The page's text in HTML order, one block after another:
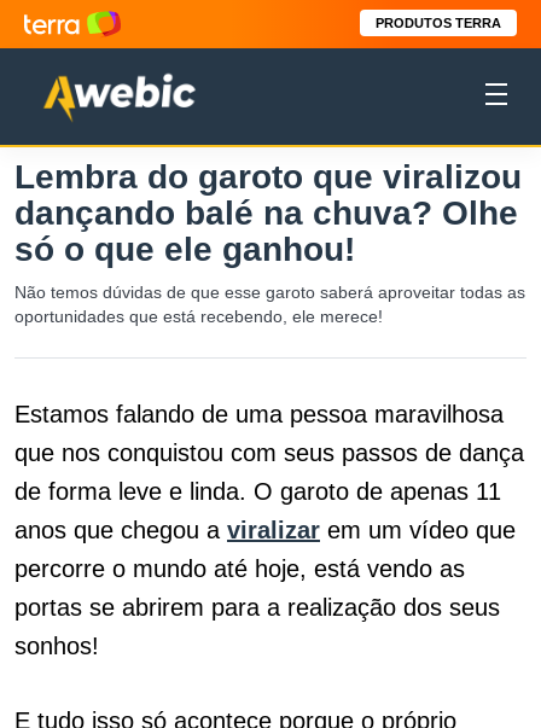
PRODUTOS TERRA
Lembra do garoto que viralizou
dançando balé na chuva? Olhe
só o que ele ganhou!
Não temos dúvidas de que esse garoto saberá aproveitar todas as
oportunidades que está recebendo, ele merece!
Estamos falando de uma pessoa maravilhosa
que nos conquistou com seus passos de dança
de forma leve e linda. O garoto de apenas 11
anos que chegou a viralizar em um vídeo que
percorre o mundo até hoje, está vendo as
portas se abrirem para a realização dos seus
sonhos!
E tudo isso só acontece porque o próprio